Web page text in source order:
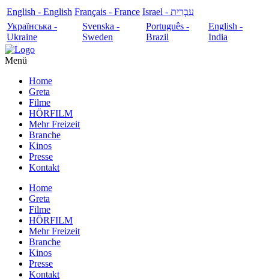
English - English Français - France
עִבְרִית - Israel
Українська -
Ukraine
Svenska -
Sweden
Português -
Brazil
English -
India
Menü
Home
Greta
Filme
HÖRFILM
Mehr Freizeit
Branche
Kinos
Presse
Kontakt
Home
Greta
Filme
HÖRFILM
Mehr Freizeit
Branche
Kinos
Presse
Kontakt